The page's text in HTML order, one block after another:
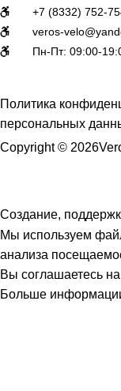
+7 (8332) 752-
veros-
Пн-Пт: 09:00-
Политика
персональных
Copyright ©
Создание,
Мы используем
анализа
Вы соглашаетесь
Больше